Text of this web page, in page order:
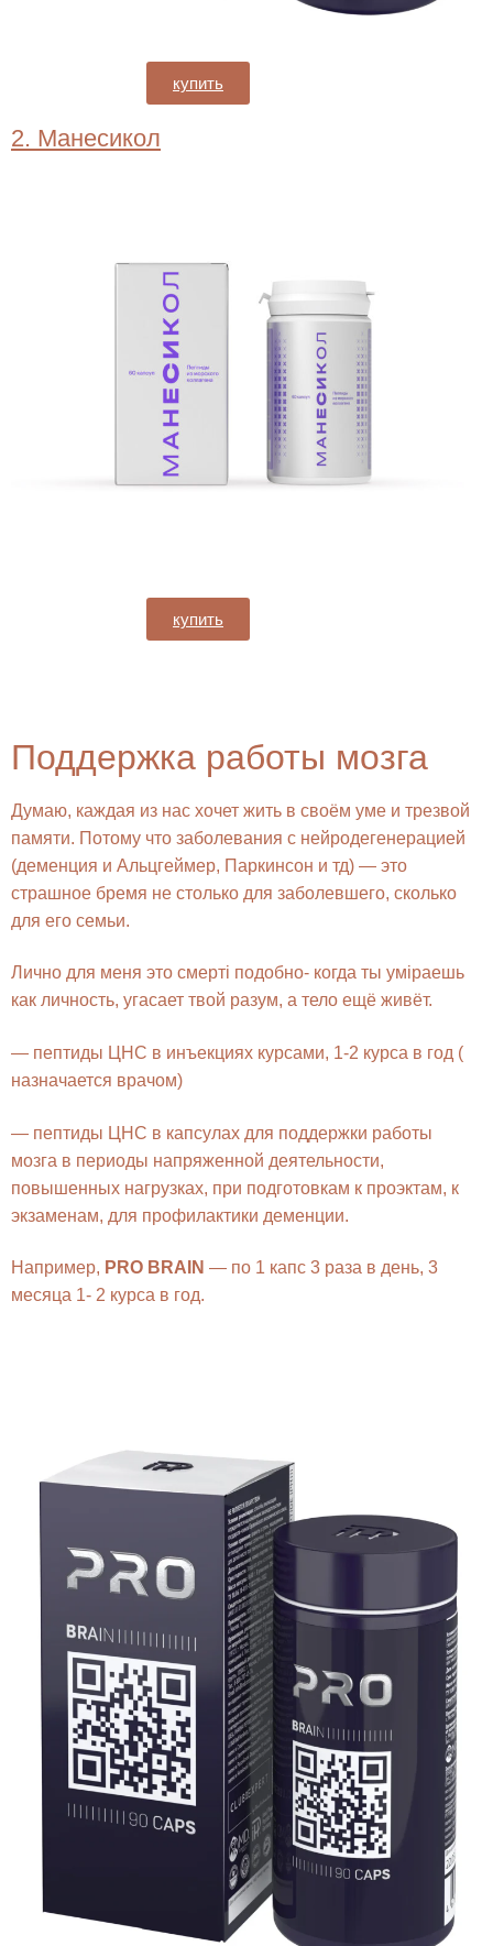
купить
2. Манесикол
купить
Поддержка работы мозга
Думаю, каждая из нас хочет жить в своём уме и трезвой
памяти. Потому что заболевания с нейродегенерацией
(деменция и Альцгеймер, Паркинсон и тд) — это
страшное бремя не столько для заболевшего, сколько
для его семьи.
Лично для меня это смертi подобно- когда ты умiраешь
как личность, угасает твой разум, а тело ещё живёт.
— пептиды ЦНС в инъекциях курсами, 1-2 курса в год (
назначается врачом)
— пептиды ЦНС в капсулах для поддержки работы
мозга в периоды напряженной деятельности,
повышенных нагрузках, при подготовкам к проэктам, к
экзаменам, для профилактики деменции.
Например, PRO BRAIN — по 1 капс 3 раза в день, 3
месяца 1- 2 курса в год.